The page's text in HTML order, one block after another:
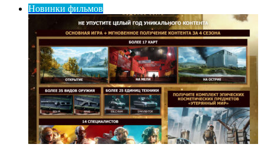
Новинки фильмов